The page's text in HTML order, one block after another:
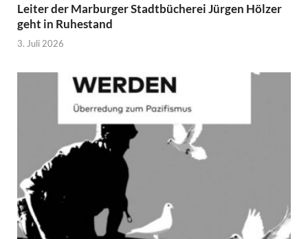
Leiter der Marburger Stadtbücherei Jürgen Hölzer
geht in Ruhestand
3. Juli 2026